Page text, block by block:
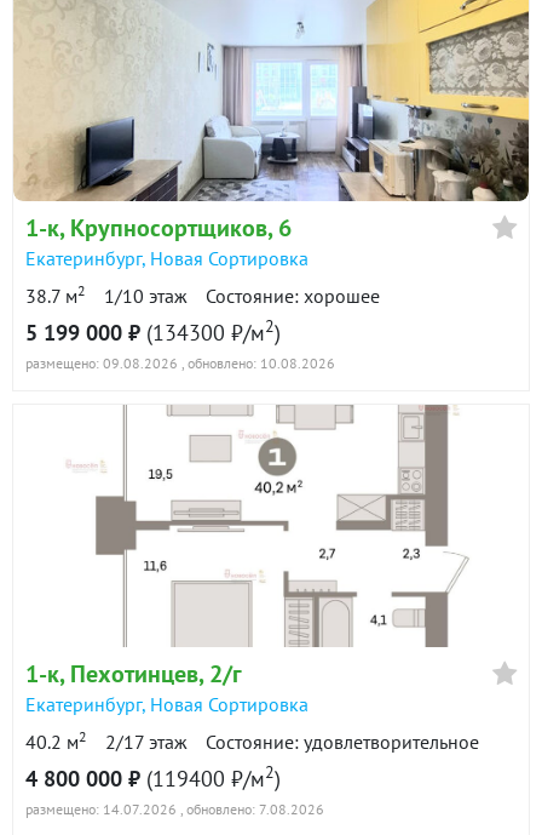
1-к, Крупносортщиков, 6
Екатеринбург, Новая Сортировка
38.7 м2 1/10 этаж Состояние: хорошее
5 199 000 ₽ (134300 ₽/м2)
размещено: 09.08.2026 , обновлено: 10.08.2026
1-к, Пехотинцев, 2/г
Екатеринбург, Новая Сортировка
40.2 м2 2/17 этаж Состояние: удовлетворительное
4 800 000 ₽ (119400 ₽/м2)
размещено: 14.07.2026 , обновлено: 7.08.2026